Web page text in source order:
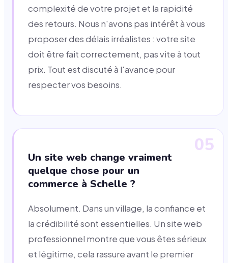
complexité de votre projet et la rapidité
des retours. Nous n'avons pas intérêt à vous
proposer des délais irréalistes : votre site
doit être fait correctement, pas vite à tout
prix. Tout est discuté à l'avance pour
respecter vos besoins.
05
Un site web change vraiment
quelque chose pour un
commerce à Schelle ?
Absolument. Dans un village, la confiance et
la crédibilité sont essentielles. Un site web
professionnel montre que vous êtes sérieux
et légitime, cela rassure avant le premier